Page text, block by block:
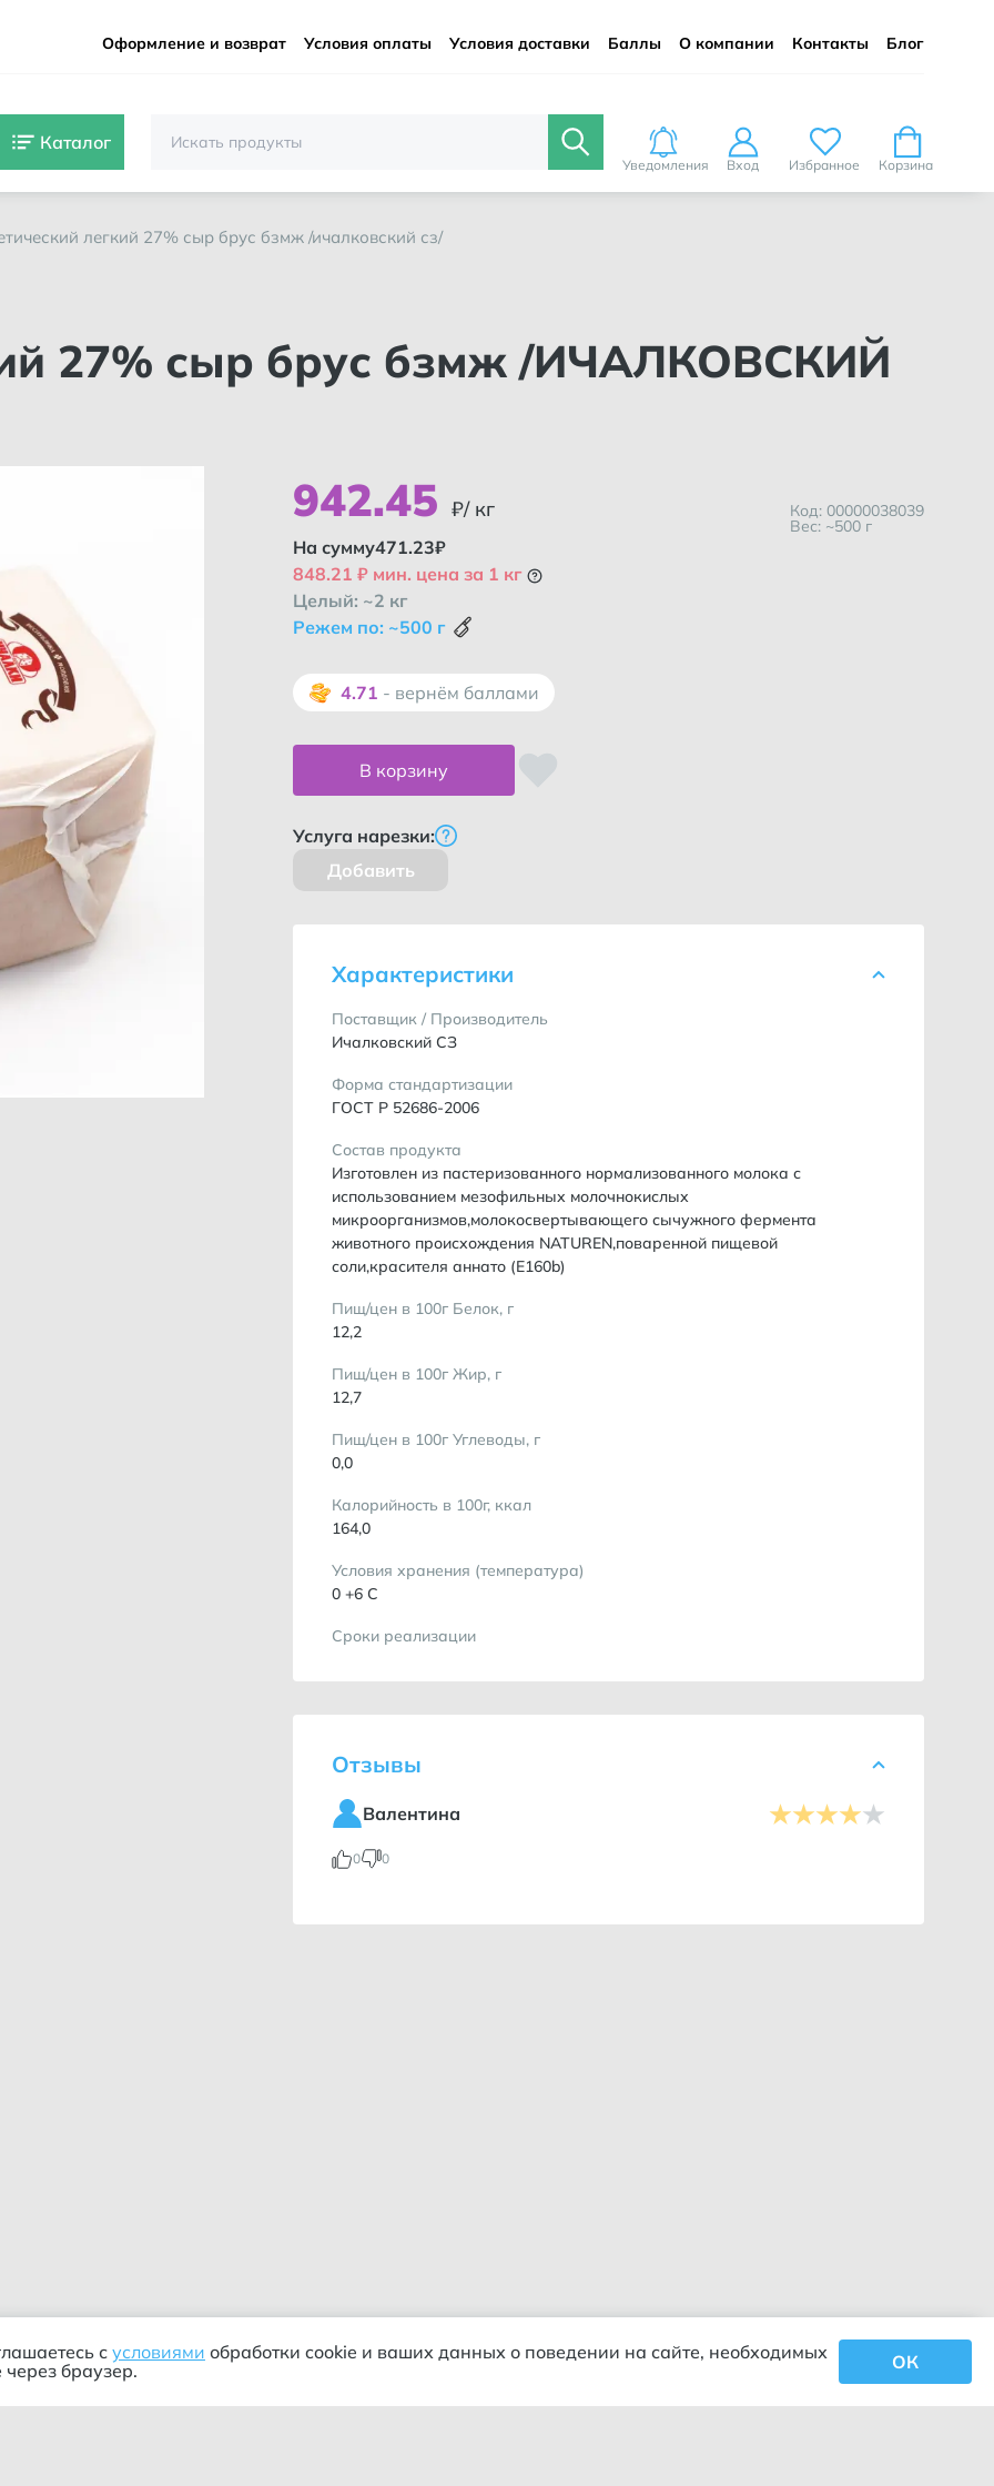
Оформление и возврат Условия оплаты Условия доставки Баллы О компании Контакты Блог
Каталог
Уведомления Вход Избранное Корзина
легкий 27% сыр брус бзмж /ичалковский сз/
942.45 ₽/ кг Код: 00000038039
Вес: ~500 г
На сумму471.23₽
848.21 ₽ мин. цена за 1 кг
Целый: ~2 кг
Режем по: ~500 г
4.71 - вернём баллами
В корзину
Услуга нарезки:
Добавить
Характеристики
Поставщик / Производитель
Ичалковский СЗ
Форма стандартизации
ГОСТ Р 52686-2006
Состав продукта
Изготовлен из пастеризованного нормализованного молока с
использованием мезофильных молочнокислых
микроорганизмов,молокосвертывающего сычужного фермента
животного происхождения NATUREN,поваренной пищевой
соли,красителя аннато (Е160b)
Пищ/цен в 100г Белок, г
12,2
Пищ/цен в 100г Жир, г
12,7
Пищ/цен в 100г Углеводы, г
0,0
Калорийность в 100г, ккал
164,0
Условия хранения (температура)
0 +6 С
Сроки реализации
Отзывы
Валентина
0 0
с условиями обработки cookie и ваших данных о поведении на сайте, необходимых
браузер.
ОК